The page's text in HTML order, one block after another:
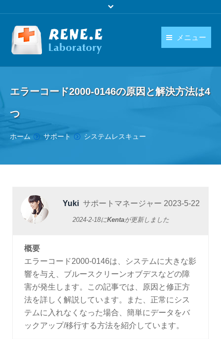
メニュー
ダウンロード
操作ガイド
日本語
language
エラーコード2000-0146の原因と解決方法は4
つ
You are here:
ホーム サポート システムレスキュー
Yuki サポートマネージャー 2023-5-22
2024-2-18にKentaが更新しました
概要
エラーコード2000-0146は、システムに大きな影
響を与え、ブルースクリーンオブデスなどの障
害が発生します。この記事では、原因と修正方
法を詳しく解説しています。また、正常にシス
テムに入れなくなった場合、簡単にデータをバ
ックアップ/移行する方法を紹介しています。